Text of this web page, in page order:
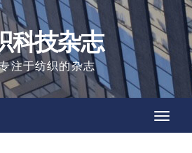
科技杂志
注于纺织的杂志